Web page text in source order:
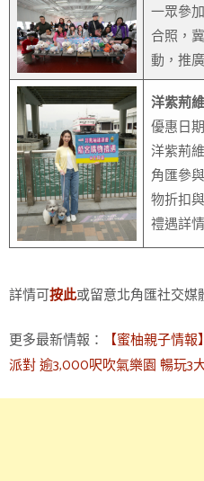
一眾參
合照，
動，推
洋紫荊
優惠日
洋紫荊
角匯參
物折扣
禮遇詳情
詳情可按此或留意北角匯社交媒
更多最新情報：
【蜜柚親子情
派對 逾3,000呎吹氣樂園 暢玩3